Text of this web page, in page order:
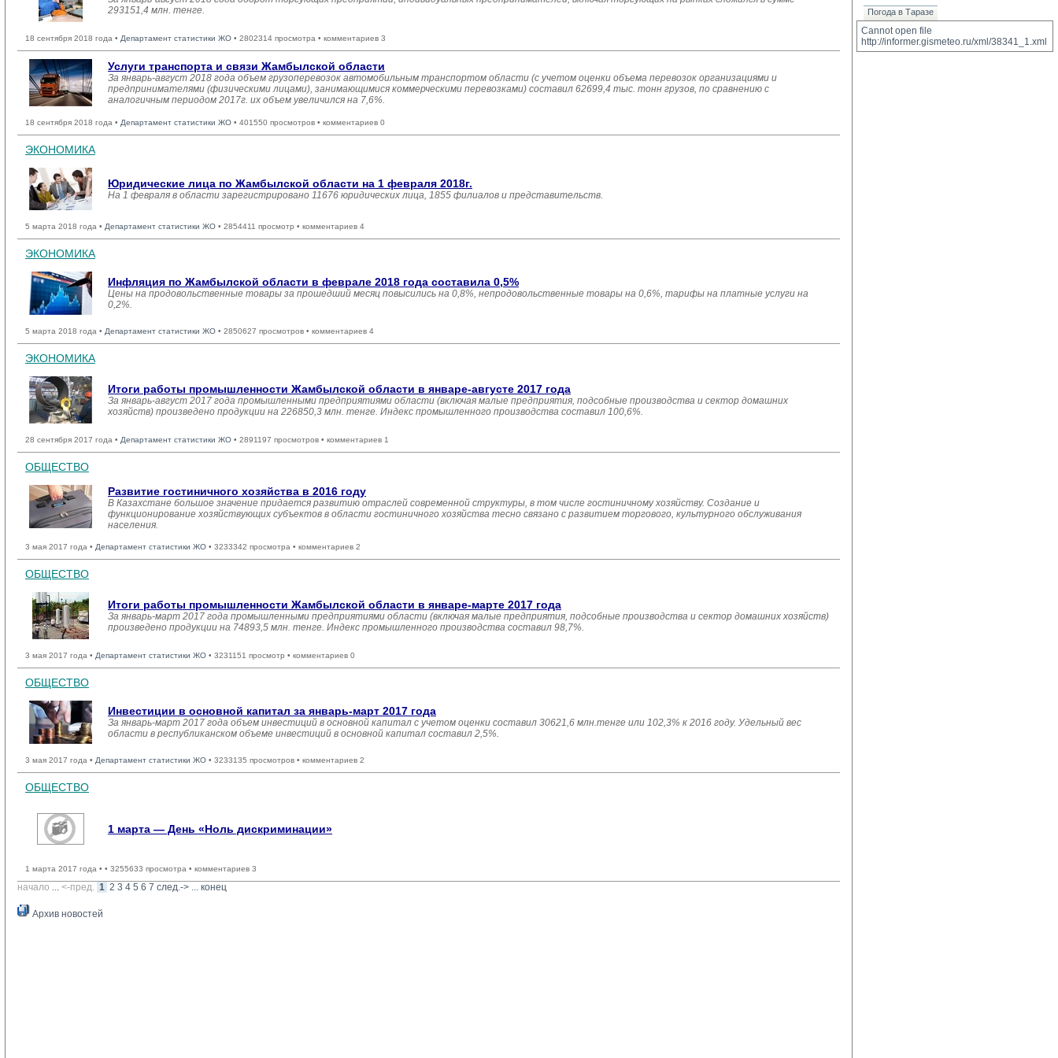
293151,4 млн. тенге.
18 сентября 2018 года • Департамент статистики ЖО • 2802314 просмотра • комментариев 3
Услуги транспорта и связи Жамбылской области
За январь-август 2018 года объем грузоперевозок автомобильным транспортом области (с учетом оценки объема перевозок организациями и
предпринимателями (физическими лицами), занимающимися коммерческими перевозками) составил 62699,4 тыс. тонн грузов, по сравнению с
аналогичным периодом 2017г. их объем увеличился на 7,6%.
18 сентября 2018 года • Департамент статистики ЖО • 401550 просмотров • комментариев 0
ЭКОНОМИКА
Юридические лица по Жамбылской области на 1 февраля 2018г.
На 1 февраля в области зарегистрировано 11676 юридических лица, 1855 филиалов и представительств.
5 марта 2018 года • Департамент статистики ЖО • 2854411 просмотр • комментариев 4
ЭКОНОМИКА
Инфляция по Жамбылской области в феврале 2018 года составила 0,5%
Цены на продовольственные товары за прошедший месяц повысились на 0,8%, непродовольственные товары на 0,6%, тарифы на платные услуги на
0,2%.
5 марта 2018 года • Департамент статистики ЖО • 2850627 просмотров • комментариев 4
ЭКОНОМИКА
Итоги работы промышленности Жамбылской области в январе-августе 2017 года
За январь-август 2017 года промышленными предприятиями области (включая малые предприятия, подсобные производства и сектор домашних
хозяйств) произведено продукции на 226850,3 млн. тенге. Индекс промышленного производства составил 100,6%.
28 сентября 2017 года • Департамент статистики ЖО • 2891197 просмотров • комментариев 1
ОБЩЕСТВО
Развитие гостиничного хозяйства в 2016 году
В Казахстане большое значение придается развитию отраслей современной структуры, в том числе гостиничному хозяйству. Создание и
функционирование хозяйствующих субъектов в области гостиничного хозяйства тесно связано с развитием торгового, культурного обслуживания
населения.
3 мая 2017 года • Департамент статистики ЖО • 3233342 просмотра • комментариев 2
ОБЩЕСТВО
Итоги работы промышленности Жамбылской области в январе-марте 2017 года
За январь-март 2017 года промышленными предприятиями области (включая малые предприятия, подсобные производства и сектор домашних хозяйств)
произведено продукции на 74893,5 млн. тенге. Индекс промышленного производства составил 98,7%.
3 мая 2017 года • Департамент статистики ЖО • 3231151 просмотр • комментариев 0
ОБЩЕСТВО
Инвестиции в основной капитал за январь-март 2017 года
За январь-март 2017 года объем инвестиций в основной капитал с учетом оценки составил 30621,6 млн.тенге или 102,3% к 2016 году. Удельный вес
области в республиканском объеме инвестиций в основной капитал составил 2,5%.
3 мая 2017 года • Департамент статистики ЖО • 3233135 просмотров • комментариев 2
ОБЩЕСТВО
1 марта — День «Ноль дискриминации»
1 марта 2017 года • • 3255633 просмотра • комментариев 3
начало ... <-пред. 1 2 3 4 5 6 7 след.-> ... конец
Архив новостей
Погода в Таразе
Cannot open file
http://informer.gismeteo.ru/xml/38341_1.xml